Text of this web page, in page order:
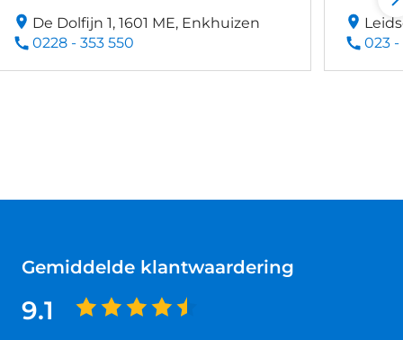
De Dolfijn 1, 1601 ME, Enkhuizen
0228 - 353 550
023 -
Gemiddelde klantwaardering
9.1